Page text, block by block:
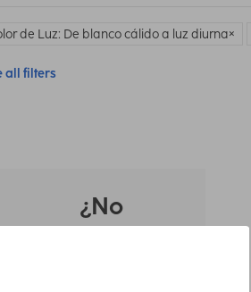
de Luz: De blanco cálido a luz diurna
all filters
¿No